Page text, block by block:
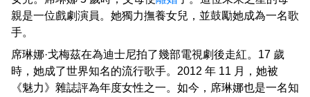
親是一位戲劇演員。她獨力撫養女兒，並鼓勵她成為一名歌
手。
席琳娜·戈梅茲在為迪士尼拍了幾部電視劇後走紅。17 歲
時，她成了世界知名的流行歌手。2012 年 11 月，她被
《魅力》雜誌評為年度女性之一。如今，席琳娜也是一名知